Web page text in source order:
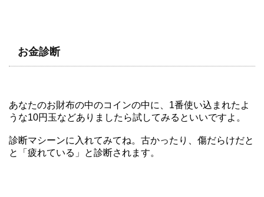
お金診断
あなたのお財布の中のコインの中に、1番使い込まれたよ
うな10円玉などありましたら試してみるといいですよ。
診断マシーンに入れてみてね。古かったり、傷だらけだと
と「疲れている」と診断されます。